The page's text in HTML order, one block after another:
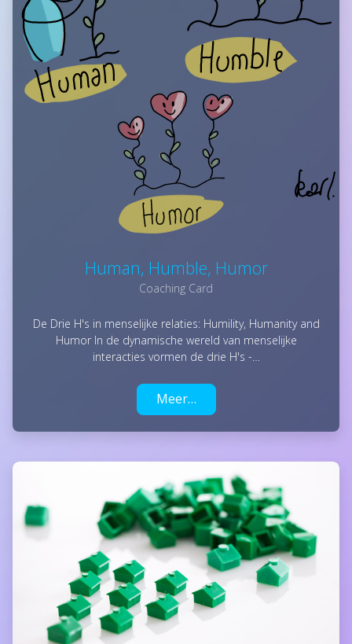
Human, Humble, Humor
Coaching Card
De Drie H's in menselijke relaties: Humility, Humanity and
Humor In de dynamische wereld van menselijke
interacties vormen de drie H's -…
Meer…